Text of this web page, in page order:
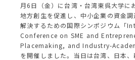
月6日（金）に台湾・台湾東呉大学に
地方創生を促進し、中小企業の資金
解決するための国際シンポジウム「
Conference on SME and
Placemaking, and Industry-
を開催しました。当日は台湾、日本